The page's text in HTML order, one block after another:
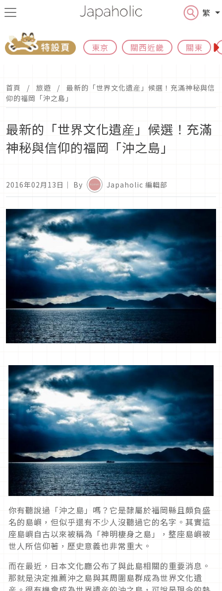
繁
東京 關西近畿 關東
首頁 旅遊
最新的「世界文化遺産」候選！充滿神秘與信
仰的福岡「沖之島」
最新的「世界文化遺産」候選！充滿
神秘與信仰的福岡「沖之島」
2016年02月13日 ｜ By Japaholic 編輯部
你有聽說過「沖之島」嗎？它是隸屬於福岡縣且頗負盛
名的島嶼，但似乎還有不少人沒聽過它的名字。其實這
座島嶼自古以來被稱為「神明棲身之島」，整座島嶼被
世人所信仰著，歷史意義也非常重大。
而在最近，日本文化廳公布了與此島相關的重要消息。
那就是決定推薦沖之島與其周圍島群成為世界文化遺